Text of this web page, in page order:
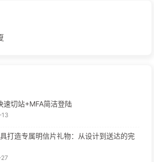
速切站+MFA简洁登陆
打造专属明信片礼物：从设计到送达的完